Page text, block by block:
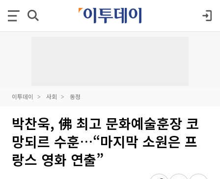
이투데이 사회 동정
박찬욱, 佛 최고 문화예술훈장 코
망되르 수훈…“마지막 소원은 프
랑스 영화 연출”